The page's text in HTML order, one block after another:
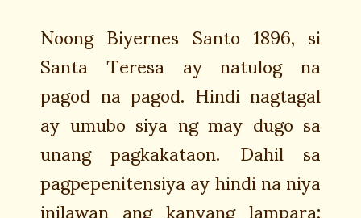
Noong Biyernes Santo 1896, si
Santa Teresa ay natulog na
pagod na pagod. Hindi nagtagal
ay umubo siya ng may dugo sa
unang pagkakataon. Dahil sa
pagpepenitensiya ay hindi na niya